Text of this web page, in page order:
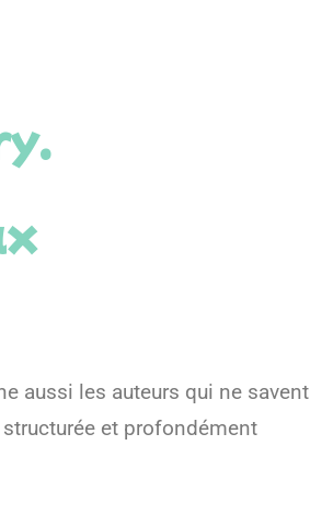
aussi les auteurs qui ne savent
et profondément